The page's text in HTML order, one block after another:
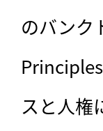
のバンク
スと人権